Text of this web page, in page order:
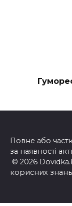
Повне або
за наявності
© 2026
корисних знань